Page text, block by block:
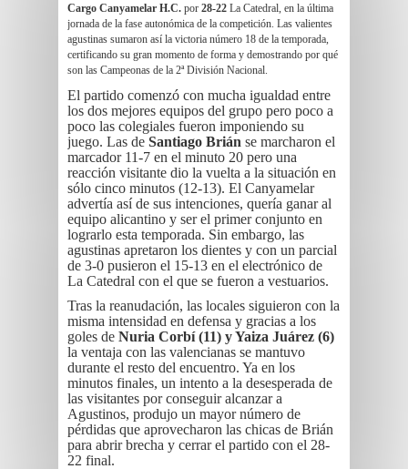
Cargo Canyamelar H.C. por 28-22 La Catedral, en la última
jornada de la fase autonómica de la competición. Las valientes
agustinas sumaron así la victoria número 18 de la temporada,
certificando su gran momento de forma y demostrando por qué
son las Campeonas de la 2ª División Nacional.
El partido comenzó con mucha igualdad entre
los dos mejores equipos del grupo pero poco a
poco las colegiales fueron imponiendo su
juego. Las de Santiago Brián se marcharon el
marcador 11-7 en el minuto 20 pero una
reacción visitante dio la vuelta a la situación en
sólo cinco minutos (12-13). El Canyamelar
advertía así de sus intenciones, quería ganar al
equipo alicantino y ser el primer conjunto en
lograrlo esta temporada. Sin embargo, las
agustinas apretaron los dientes y con un parcial
de 3-0 pusieron el 15-13 en el electrónico de
La Catedral con el que se fueron a vestuarios.
Tras la reanudación, las locales siguieron con la
misma intensidad en defensa y gracias a los
goles de Nuria Corbí (11) y Yaiza Juárez (6)
la ventaja con las valencianas se mantuvo
durante el resto del encuentro. Ya en los
minutos finales, un intento a la desesperada de
las visitantes por conseguir alcanzar a
Agustinos, produjo un mayor número de
pérdidas que aprovecharon las chicas de Brián
para abrir brecha y cerrar el partido con el 28-
22 final.